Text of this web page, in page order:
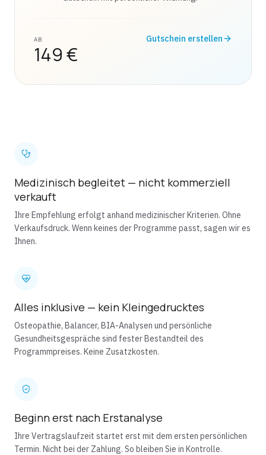
AB
149 €
Gutschein erstellen
Medizinisch begleitet — nicht kommerziell
verkauft
Ihre Empfehlung erfolgt anhand medizinischer Kriterien. Ohne
Verkaufsdruck. Wenn keines der Programme passt, sagen wir es
Ihnen.
Alles inklusive — kein Kleingedrucktes
Osteopathie, Balancer, BIA-Analysen und persönliche
Gesundheitsgespräche sind fester Bestandteil des
Programmpreises. Keine Zusatzkosten.
Beginn erst nach Erstanalyse
Ihre Vertragslaufzeit startet erst mit dem ersten persönlichen
Termin. Nicht bei der Zahlung. So bleiben Sie in Kontrolle.